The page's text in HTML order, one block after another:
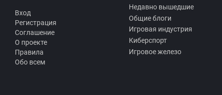
Вход
Регистрация
Соглашение
О проекте
Правила
Обо всем
Недавно вышедшие
Общие блоги
Игровая индустрия
Киберспорт
Игровое железо